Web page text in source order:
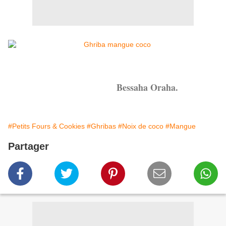
Bessaha Oraha.
#Petits Fours & Cookies #Ghribas #Noix de coco #Mangue
Partager